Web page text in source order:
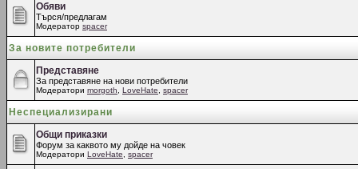
Обяви
Търся/предлагам
Модератор spacer
За новите потребители
Представяне
За представяне на нови потребители
Модератори morgoth LoveHate spacer
Неспециализирани
Общи приказки
Форум за каквото му дойде на човек
Модератори LoveHate spacer